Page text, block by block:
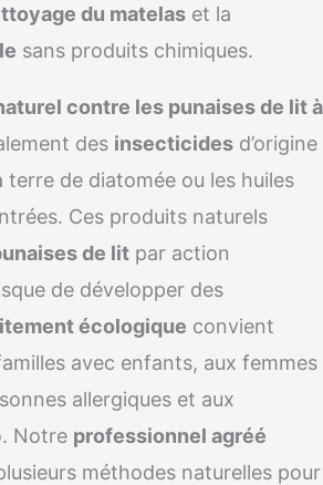
du matelas et la
sans produits chimiques.
contre les punaises de lit à
des insecticides d’origine
terre de diatomée ou les huiles
Ces produits naturels
de lit par action
de développer des
écologique convient
avec enfants, aux femmes
allergiques et aux
Notre professionnel agréé
méthodes naturelles pour